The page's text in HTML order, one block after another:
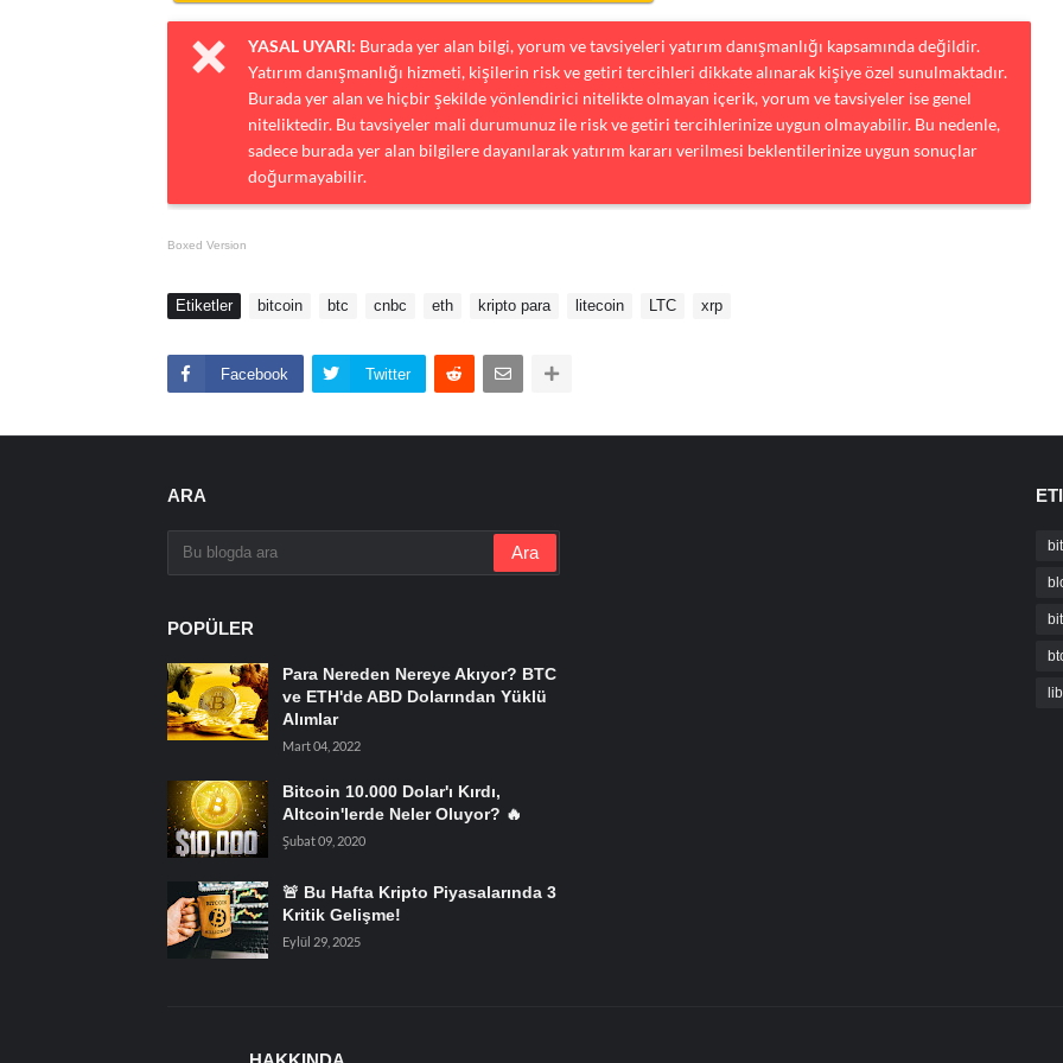
YASAL UYARI: Burada yer alan bilgi, yorum ve tavsiyeleri yatırım danışmanlığı kapsamında değildir.
Yatırım danışmanlığı hizmeti, kişilerin risk ve getiri tercihleri dikkate alınarak kişiye özel sunulmaktadır.
Burada yer alan ve hiçbir şekilde yönlendirici nitelikte olmayan içerik, yorum ve tavsiyeler ise genel
niteliktedir. Bu tavsiyeler mali durumunuz ile risk ve getiri tercihlerinize uygun olmayabilir. Bu nedenle,
sadece burada yer alan bilgilere dayanılarak yatırım kararı verilmesi beklentilerinize uygun sonuçlar
doğurmayabilir.
Boxed Version
Etiketler bitcoin btc cnbc eth kripto para litecoin LTC xrp
Facebook Twitter
ARA
POPÜLER
Para Nereden Nereye Akıyor? BTC
ve ETH'de ABD Dolarından Yüklü
Alımlar
Mart 04, 2022
Bitcoin 10.000 Dolar'ı Kırdı,
Altcoin'lerde Neler Oluyor? 🔥
Şubat 09, 2020
🚨 Bu Hafta Kripto Piyasalarında 3
Kritik Gelişme!
Eylül 29, 2025